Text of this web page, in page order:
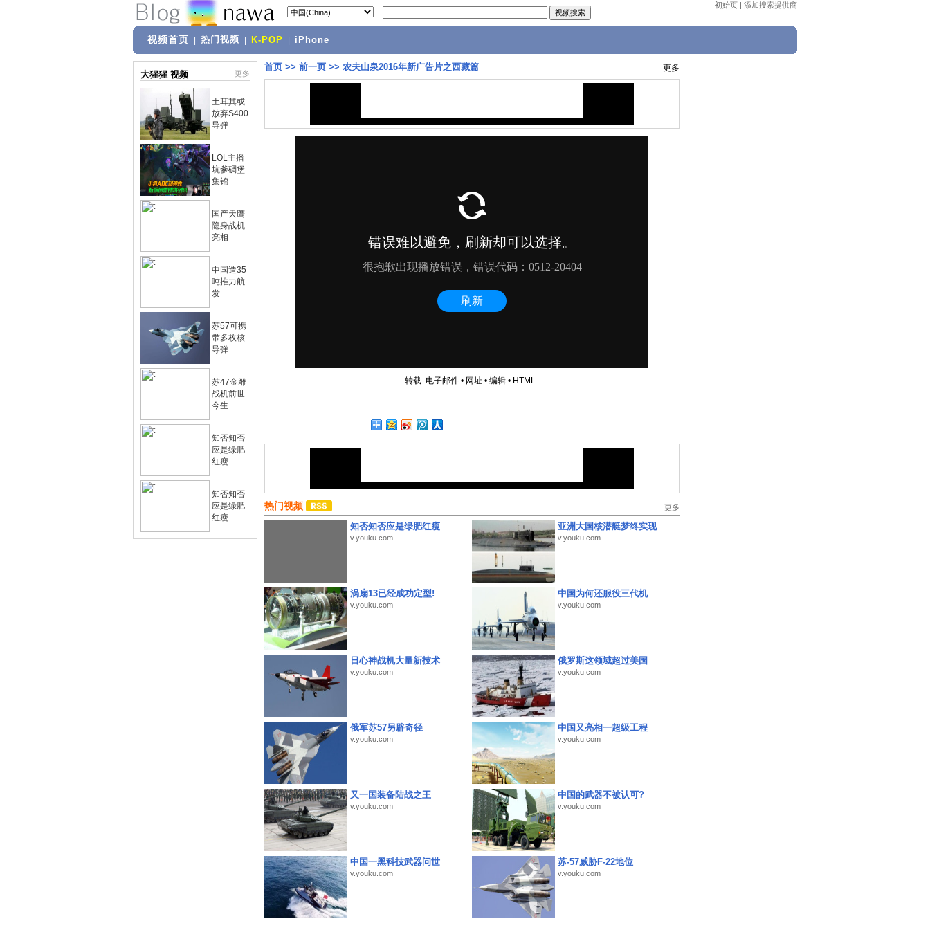
初始页 | 添加搜索提供商
视频首页 热门视频 K-POP iPhone
大猩猩 视频 更多
土耳其或
放弃S400
导弹
LOL主播
坑爹碉堡
集锦
国产天鹰
隐身战机
亮相
中国造35
吨推力航
发
苏57可携
带多枚核
导弹
苏47金雕
战机前世
今生
知否知否
应是绿肥
红瘦
知否知否
应是绿肥
红瘦
首页 >> 前一页 >> 农夫山泉2016年新广告片之西藏篇 更多
转载: 电子邮件• 网址 • 编辑• HTML
热门视频 更多
知否知否应是绿肥红瘦
v.youku.com
亚洲大国核潜艇梦终实现
v.youku.com
涡扇13已经成功定型!
v.youku.com
中国为何还服役三代机
v.youku.com
日心神战机大量新技术
v.youku.com
俄罗斯这领域超过美国
v.youku.com
俄军苏57另辟奇径
v.youku.com
中国又亮相一超级工程
v.youku.com
又一国装备陆战之王
v.youku.com
中国的武器不被认可?
v.youku.com
中国一黑科技武器问世
v.youku.com
苏-57威胁F-22地位
v.youku.com